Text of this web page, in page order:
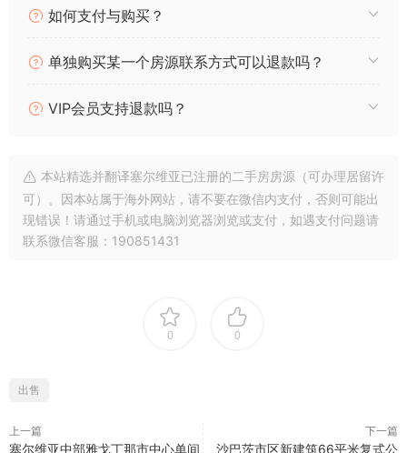
如何支付与购买？
单独购买某一个房源联系方式可以退款吗？
VIP会员支持退款吗？
本站精选并翻译塞尔维亚已注册的二手房房源（可办理居留许
可）。因本站属于海外网站，请不要在微信内支付，否则可能出
现错误！请通过手机或电脑浏览器浏览或支付，如遇支付问题请
联系微信客服：190851431
0 0
出售
上一篇
塞尔维亚中部雅戈丁那市中心单间
下一篇
沙巴茨市区新建筑66平米复式公